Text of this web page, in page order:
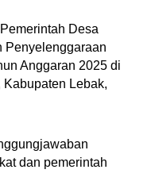
Desa
Penyelenggaraan
Anggaran 2025 di
Kabupaten Lebak,
dan pemerintah